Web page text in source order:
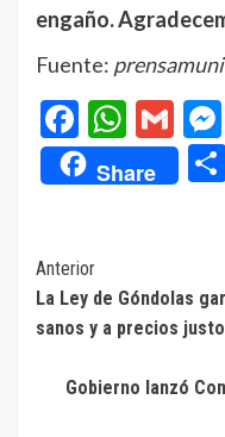
engaño.
Fuente:
Share
Navegación
de
entradas
Anterior
La Ley de Góndolas
sanos y a precios
Gobierno lanzó